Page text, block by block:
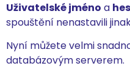
Uživatelské jméno a
spouštění nenastavili
Nyní můžete velmi
databázovým serverem.